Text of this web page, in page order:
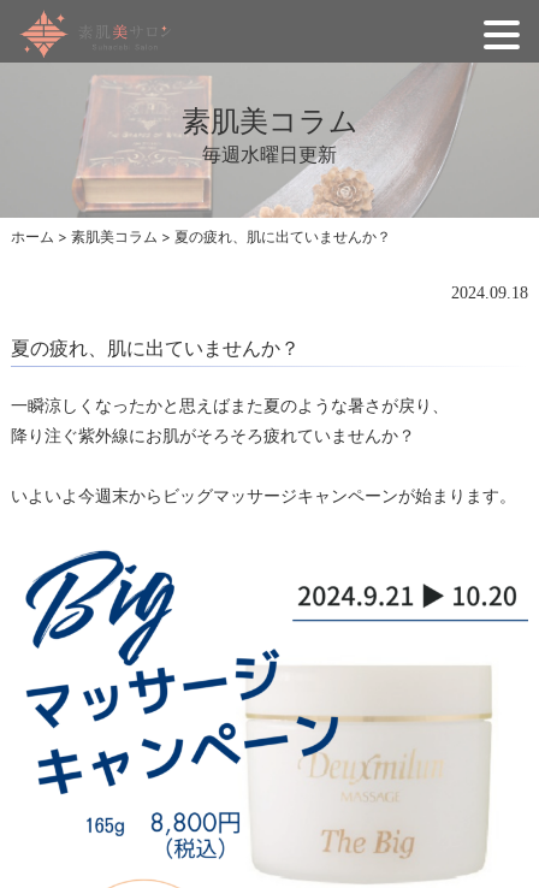
素肌美コラム
毎週水曜日更新
ホーム > 素肌美コラム > 夏の疲れ、肌に出ていませんか？
2024.09.18
夏の疲れ、肌に出ていませんか？
一瞬涼しくなったかと思えばまた夏のような暑さが戻り、
降り注ぐ紫外線にお肌がそろそろ疲れていませんか？
いよいよ今週末からビッグマッサージキャンペーンが始まります。